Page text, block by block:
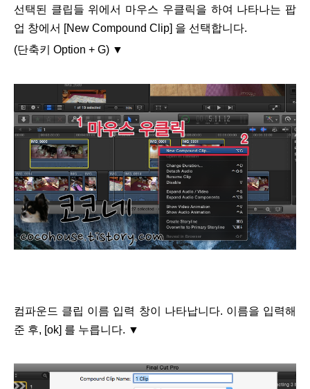
선택된 클립들 위에서 마우스 우클릭을 하여 나타나는 팝
업 창에서 [New Compound Clip] 을 선택합니다.
(단축키 Option + G) ▼
컴파운드 클립 이름 입력 창이 나타납니다. 이름을 입력해
준 후, [ok] 를 누릅니다. ▼